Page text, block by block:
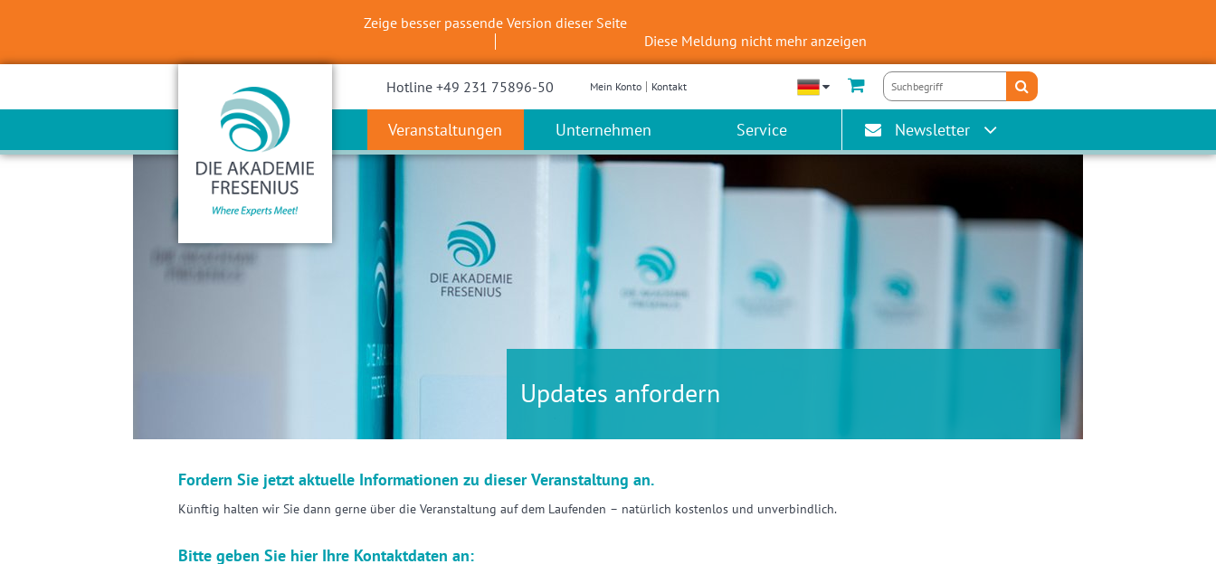
Zeige besser passende Version dieser Seite
Diese Meldung nicht mehr anzeigen
Hotline +49 231 75896-50 Mein Konto Kontakt
Veranstaltungen Unternehmen Service Newsletter
Updates anfordern
Fordern Sie jetzt aktuelle Informationen zu dieser Veranstaltung an.
Künftig halten wir Sie dann gerne über die Veranstaltung auf dem Laufenden – natürlich kostenlos und unverbindlich.
Bitte geben Sie hier Ihre Kontaktdaten an: